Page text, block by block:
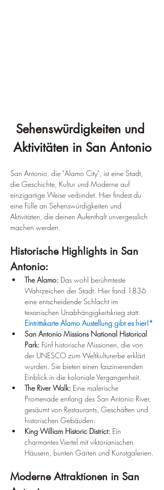
¡
Sehenswürdigkeiten und
Aktivitäten in San Antonio
San Antonio, die "Alamo City", ist eine Stadt,
die Geschichte, Kultur und Moderne auf
einzigartige Weise verbindet. Hier findest du
eine Fülle an Sehenswürdigkeiten und
Aktivitäten, die deinen Aufenthalt unvergesslich
machen werden.
Historische Highlights in San
Antonio:
The Alamo: Das wohl berühmteste
Wahrzeichen der Stadt. Hier fand 1836
eine entscheidende Schlacht im
texanischen Unabhängigkeitskrieg statt.
Eintrittskarte Alamo Austellung gibt es hier!*
San Antonio Missions National Historical
Park: Fünf historische Missionen, die von
der UNESCO zum Weltkulturerbe erklärt
wurden. Sie bieten einen faszinierenden
Einblick in die koloniale Vergangenheit.
The River Walk: Eine malerische
Promenade entlang des San Antonio River,
gesäumt von Restaurants, Geschäften und
historischen Gebäuden.
King William Historic District: Ein
charmantes Viertel mit viktorianischen
Häusern, bunten Gärten und Kunstgalerien.
Moderne Attraktionen in San